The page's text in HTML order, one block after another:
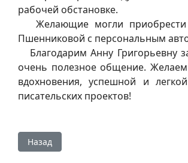
рабочей обстановке.
Желающие могли приобрести
Пшенниковой с персональным
Благодарим Анну Григорьевну
очень полезное общение. Желаем
вдохновения, успешной и
писательских проектов!
Предыдущий: На кафедре
Назад